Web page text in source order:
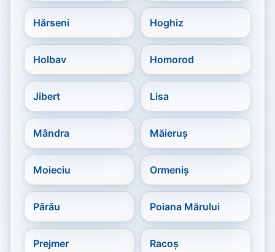
Hărseni Hoghiz
Holbav Homorod
Jibert Lisa
Mândra Măieruș
Moieciu Ormeniș
Părău Poiana Mărului
Prejmer Racoș